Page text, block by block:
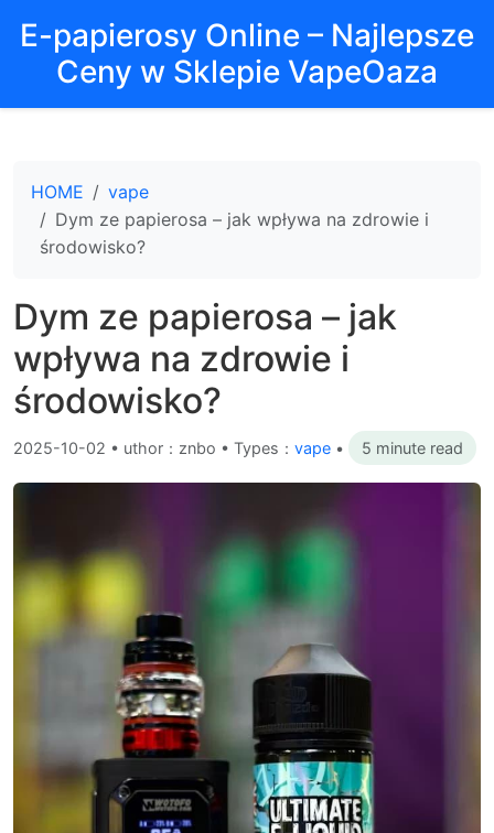
E-papierosy Online – Najlepsze
Ceny w Sklepie VapeOaza
HOME
vape
Dym ze papierosa – jak wpływa na zdrowie i
środowisko?
Dym ze papierosa – jak
wpływa na zdrowie i
środowisko?
2025-10-02 • uthor：znbo • Types： vape • 5 minute read